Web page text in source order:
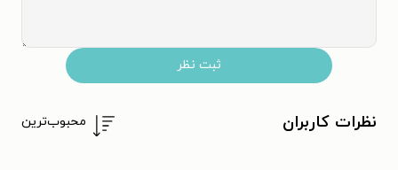
ثبت نظر
نظرات کاربران محبوب‌ترین